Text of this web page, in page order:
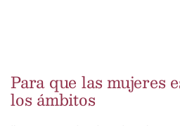
Para que las mujeres
los ámbitos